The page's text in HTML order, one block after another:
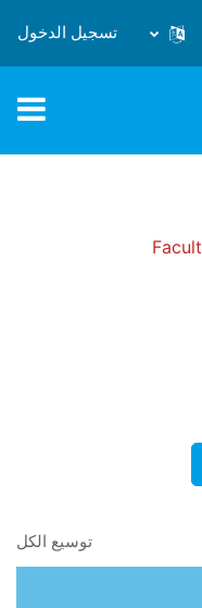
إدخال البحث
تسجيل الدخول
في المقررات الدراسية
توسيع الكل